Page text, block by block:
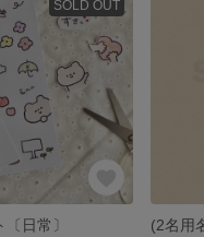
SOLD OUT
日常〕